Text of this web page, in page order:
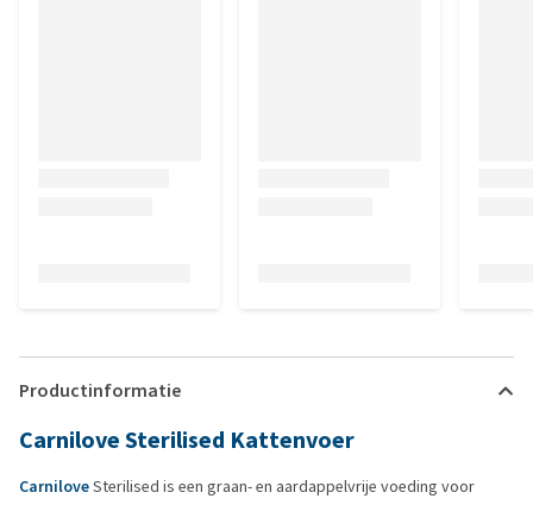
Productinformatie
Carnilove Sterilised Kattenvoer
CarniloveSterilised is een graan- en aardappelvrije voeding voor